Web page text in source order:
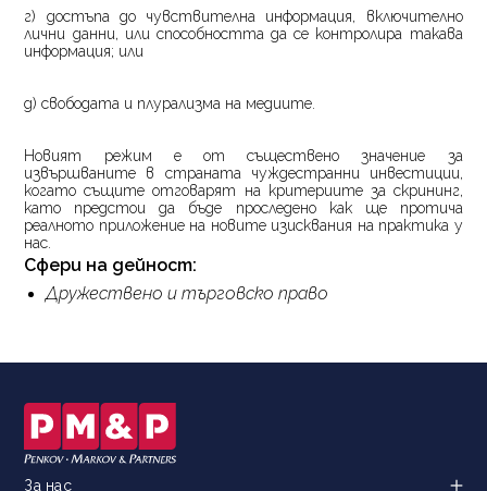
г) достъпа до чувствителна информация, включително
лични данни, или способността да се контролира такава
информация; или
д) свободата и плурализма на медиите.
Новият режим е от съществено значение за
извършваните в страната чуждестранни инвестиции,
когато същите отговарят на критериите за скрининг,
като предстои да бъде проследено как ще протича
реалното приложение на новите изисквания на практика у
нас.
Сфери на дейност:
Дружествено и търговско право
За нас